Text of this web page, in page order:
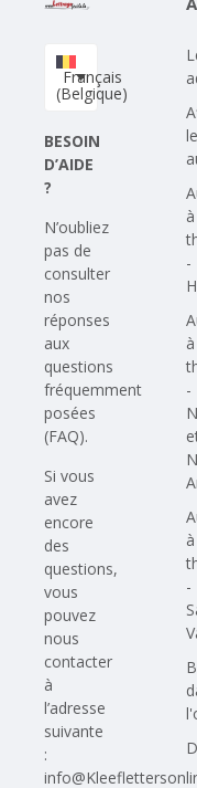
Français
(Belgique)
BESOIN
D’AIDE
?
N’oubliez
pas de
consulter
nos
réponses
aux
questions
fréquemment
posées
(FAQ).
Si vous
avez
encore
des
questions,
vous
pouvez
nous
contacter
à
l’adresse
suivante
:
à
-
à
-
à
-